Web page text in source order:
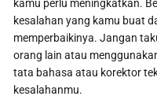
kamu perlu meningkatkan.
kesalahan yang kamu buat
memperbaikinya. Jangan
orang lain atau
tata bahasa atau korektor
kesalahanmu.